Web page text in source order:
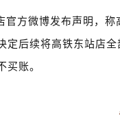
方微博发布声明，
定后续将高铁东站店
买账。